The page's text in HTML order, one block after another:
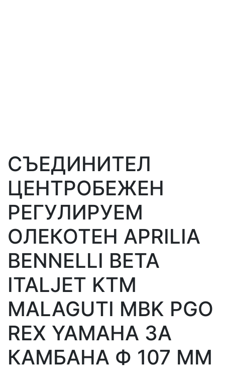
СЪЕДИНИТЕЛ
ЦЕНТРОБЕЖЕН
РЕГУЛИРУЕМ
ОЛЕКОТЕН APRILIA
BENNELLI BETA
ITALJET KTM
MALAGUTI MBK PGO
REX YAMAHA ЗА
КАМБАНА Ф 107 ММ